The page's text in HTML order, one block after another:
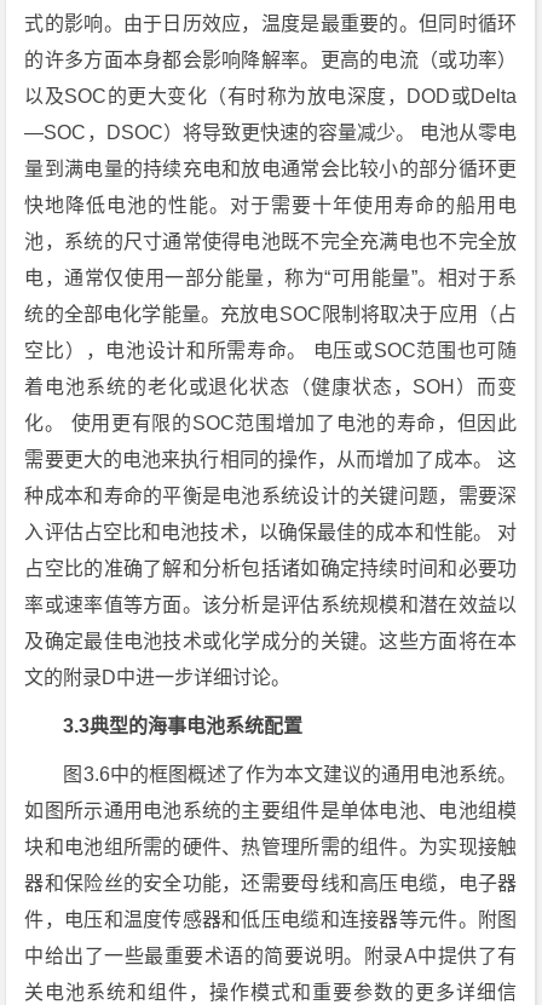
式的影响。由于日历效应，温度是最重要的。但同时循环
的许多方面本身都会影响降解率。更高的电流（或功率）
以及SOC的更大变化（有时称为放电深度，DOD或Delta
—SOC，DSOC）将导致更快速的容量减少。 电池从零电
量到满电量的持续充电和放电通常会比较小的部分循环更
快地降低电池的性能。对于需要十年使用寿命的船用电
池，系统的尺寸通常使得电池既不完全充满电也不完全放
电，通常仅使用一部分能量，称为“可用能量”。相对于系
统的全部电化学能量。充放电SOC限制将取决于应用（占
空比），电池设计和所需寿命。 电压或SOC范围也可随
着电池系统的老化或退化状态（健康状态，SOH）而变
化。 使用更有限的SOC范围增加了电池的寿命，但因此
需要更大的电池来执行相同的操作，从而增加了成本。 这
种成本和寿命的平衡是电池系统设计的关键问题，需要深
入评估占空比和电池技术，以确保最佳的成本和性能。 对
占空比的准确了解和分析包括诸如确定持续时间和必要功
率或速率值等方面。该分析是评估系统规模和潜在效益以
及确定最佳电池技术或化学成分的关键。这些方面将在本
文的附录D中进一步详细讨论。
3.3典型的海事电池系统配置
图3.6中的框图概述了作为本文建议的通用电池系统。
如图所示通用电池系统的主要组件是单体电池、电池组模
块和电池组所需的硬件、热管理所需的组件。为实现接触
器和保险丝的安全功能，还需要母线和高压电缆，电子器
件，电压和温度传感器和低压电缆和连接器等元件。附图
中给出了一些最重要术语的简要说明。附录A中提供了有
关电池系统和组件，操作模式和重要参数的更多详细信